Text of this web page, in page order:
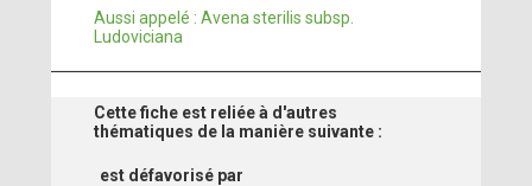
Aussi appelé : Avena sterilis subsp.
Ludoviciana
Cette fiche est reliée à d'autres
thématiques de la manière suivante :
est défavorisé par